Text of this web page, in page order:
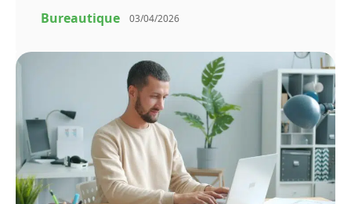
Bureautique 03/04/2026